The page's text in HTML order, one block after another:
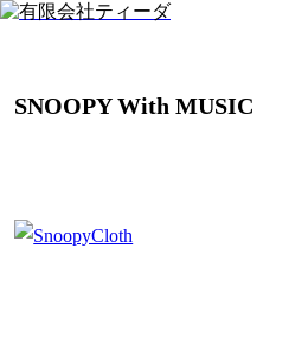
SNOOPY With MUSIC